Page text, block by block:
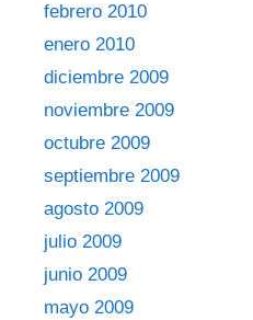
febrero 2010
enero 2010
diciembre 2009
noviembre 2009
octubre 2009
septiembre 2009
agosto 2009
julio 2009
junio 2009
mayo 2009